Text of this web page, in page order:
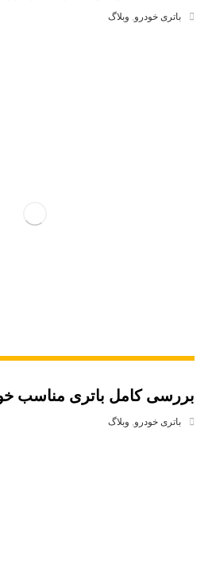
باتری خودرو, وبلاگ
بررسی کامل باتری مناسب
باتری خودرو, وبلاگ